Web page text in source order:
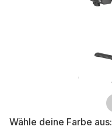
Wähle deine Farbe aus: